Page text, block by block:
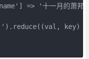
=> '十一月的萧邦'
key)